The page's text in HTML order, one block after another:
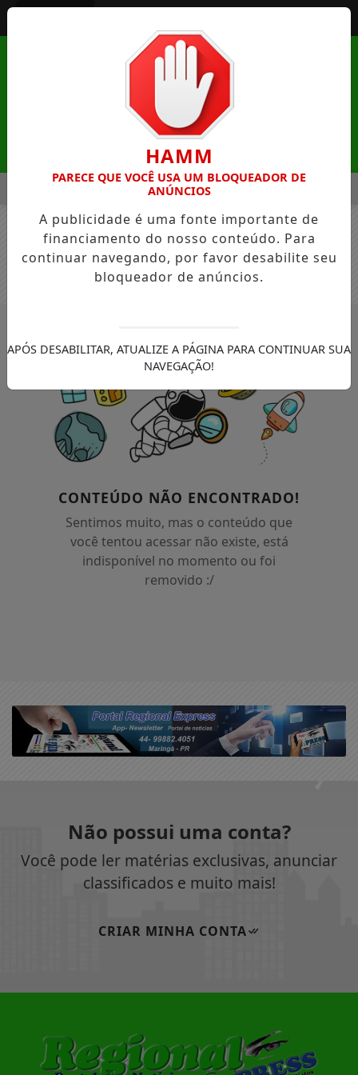
NA NATUREZA DE MANDAGUAÇU ESTÁ COM INSCRIÇÕES
EM ALTA
CONTEÚDO NÃO ENCONTRADO!
Sentimos muito, mas o conteúdo que
você tentou acessar não existe, está
indisponível no momento ou foi
removido :/
Não possui uma conta?
Você pode ler matérias exclusivas, anunciar
classificados e muito mais!
CRIAR MINHA CONTA
HAMM
PARECE QUE VOCÊ USA UM BLOQUEADOR DE
ANÚNCIOS
A publicidade é uma fonte importante de
financiamento do nosso conteúdo. Para
continuar navegando, por favor desabilite seu
bloqueador de anúncios.
APÓS DESABILITAR, ATUALIZE A PÁGINA PARA CONTINUAR SUA
NAVEGAÇÃO!